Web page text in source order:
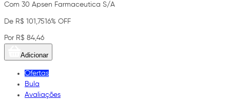
Com 30 Apsen Farmaceutica S/A
De R$ 101,7516% OFF
Por R$ 84,46
Adicionar
Ofertas
Bula
Avaliações